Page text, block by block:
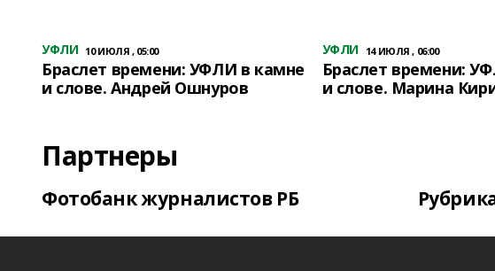
УФЛИ 10 ИЮЛЯ , 05:00
Браслет времени: УФЛИ в камне
и слове. Андрей Ошнуров
УФЛИ 14 ИЮЛЯ , 06:00
Браслет времени:
и слове. Марина
Партнеры
Фотобанк журналистов РБ